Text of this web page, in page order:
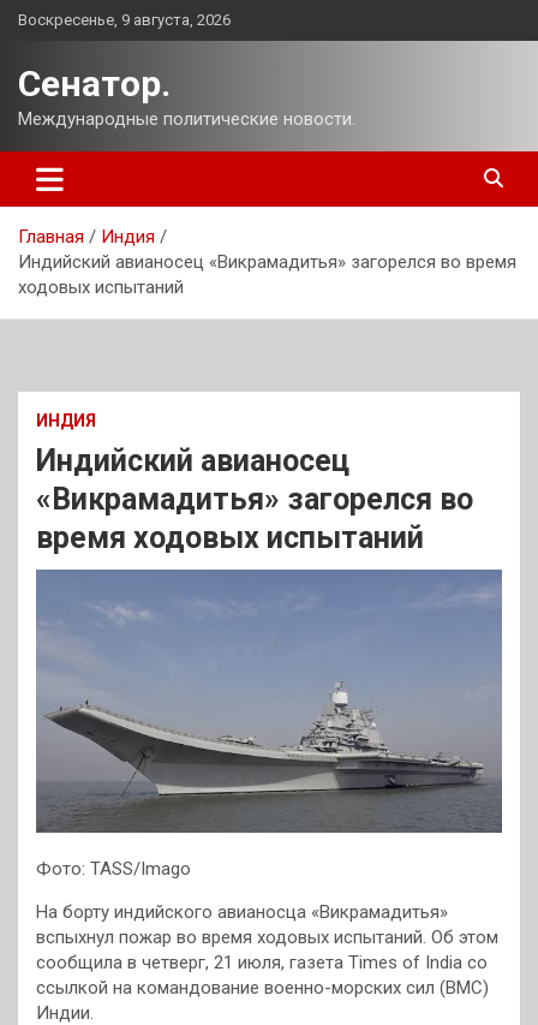
Перейти
Воскресенье, 9 августа, 2026
Сенатор.
Международные политические новости.
Главная
Индия
Индийский авианосец «Викрамадитья» загорелся во время
ходовых испытаний
ИНДИЯ
Индийский авианосец
«Викрамадитья» загорелся во
время ходовых испытаний
Фото: TASS/Imago
На борту индийского авианосца «Викрамадитья»
вспыхнул пожар во время ходовых испытаний. Об этом
сообщила в четверг, 21 июля, газета Times of India со
ссылкой на командование военно-морских сил (ВМС)
Индии.